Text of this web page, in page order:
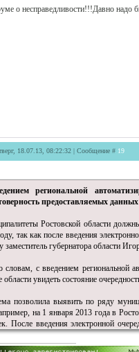
о несправедливости!!!Давно надо
18.07.13, 08:22:32 | Сообщение # 19
региональной
предоставляемых
Ростовской области
так как после введения
заместитель губернатора области
словам, с введением региональной
области увидеть состояние
позволила выявить по ряду
на 1 января 2013 года в
После введения электронной
Гуськов.